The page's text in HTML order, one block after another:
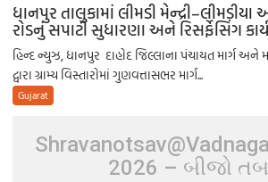
ધાનપુર તાલુકામાં લીમડી
રોડનું સપાટી સુધારણા અને રિસર્ફેસિંગ
હિન્દ ન્યુઝ, ધાનપુર દાહોદ જિલ્લાના પંચાયત માર્ગ અને
દ્વારા ગ્રામ્ય વિસ્તારોમાં ગુણવત્તાસભર માર્ગ...
Gujarat
2026 – બીજો